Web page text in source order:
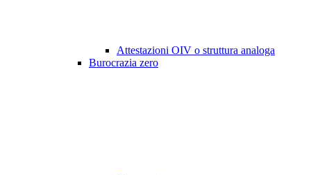
Attestazioni OIV o struttura analoga
Burocrazia zero